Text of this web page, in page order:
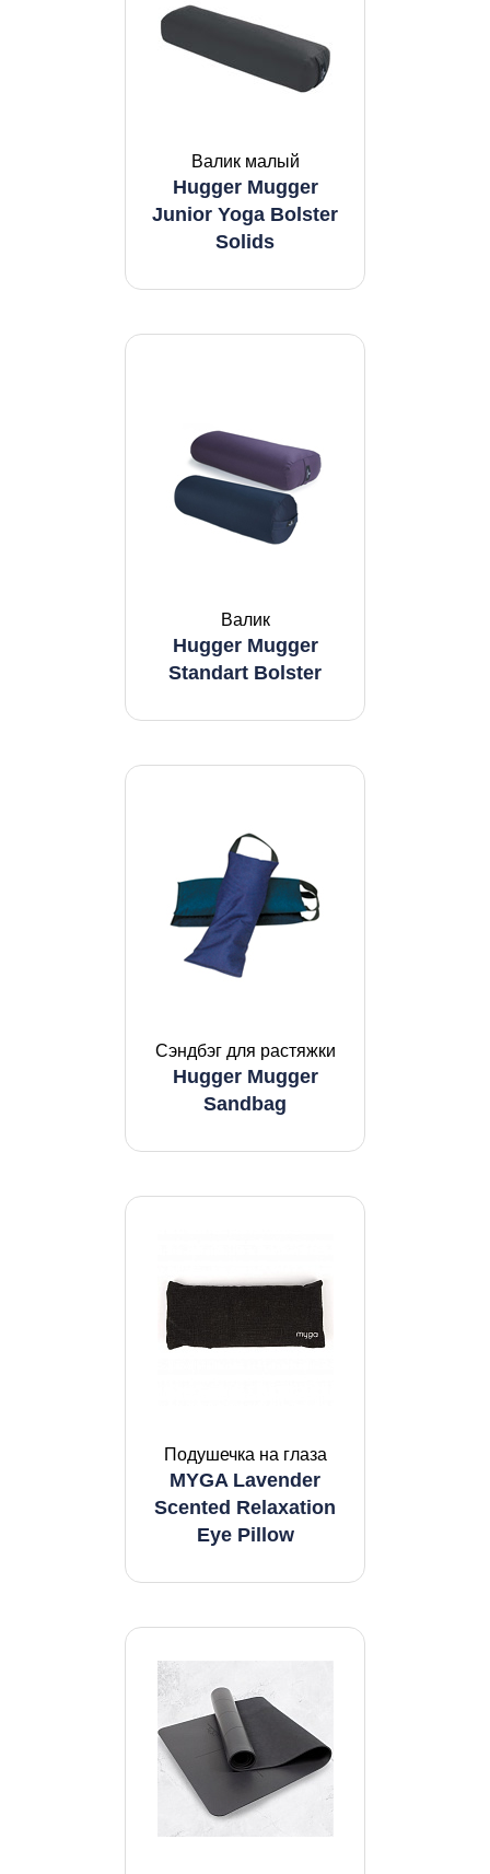
Валик малый
Hugger Mugger
Junior Yoga Bolster
Solids
Валик
Hugger Mugger
Standart Bolster
Cэндбэг для pacтяжки
Hugger Mugger
Sandbag
Подушечка на глаза
MYGA Lavender
Scented Relaxation
Eye Pillow